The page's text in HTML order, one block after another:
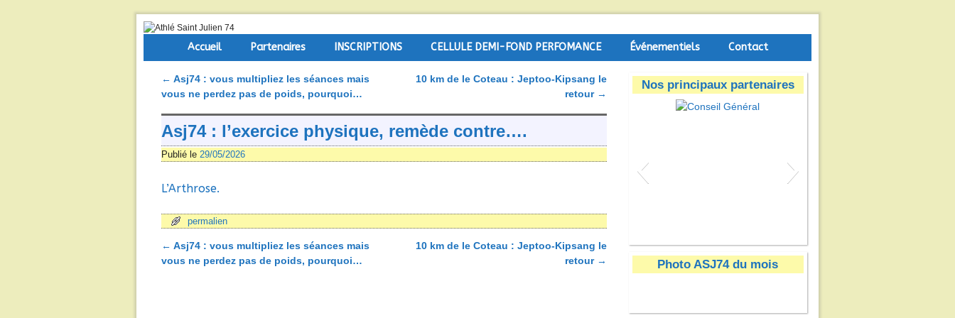
Skip to primary content
Aller au contenu secondaire
Accueil Partenaires INSCRIPTIONS CELLULE DEMI-FOND PERFOMANCE Événementiels Contact
Navigation des articles
← Asj74 : vous multipliez les séances mais
vous ne perdez pas de poids, pourquoi…
10 km de le Coteau : Jeptoo-Kipsang le
retour →
Asj74 : l’exercice physique, remède contre….
Publié le 29/05/2026
L’Arthrose.
permalien
Navigation des articles
← Asj74 : vous multipliez les séances mais
vous ne perdez pas de poids, pourquoi…
10 km de le Coteau : Jeptoo-Kipsang le
retour →
Nos principaux partenaires
Conseil Général
Photo ASJ74 du mois